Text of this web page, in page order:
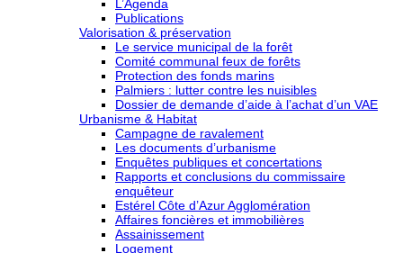
L’Agenda
Publications
Valorisation & préservation
Le service municipal de la forêt
Comité communal feux de forêts
Protection des fonds marins
Palmiers : lutter contre les nuisibles
Dossier de demande d’aide à l’achat d’un VAE
Urbanisme & Habitat
Campagne de ravalement
Les documents d’urbanisme
Enquêtes publiques et concertations
Rapports et conclusions du commissaire
enquêteur
Estérel Côte d’Azur Agglomération
Affaires foncières et immobilières
Assainissement
Logement